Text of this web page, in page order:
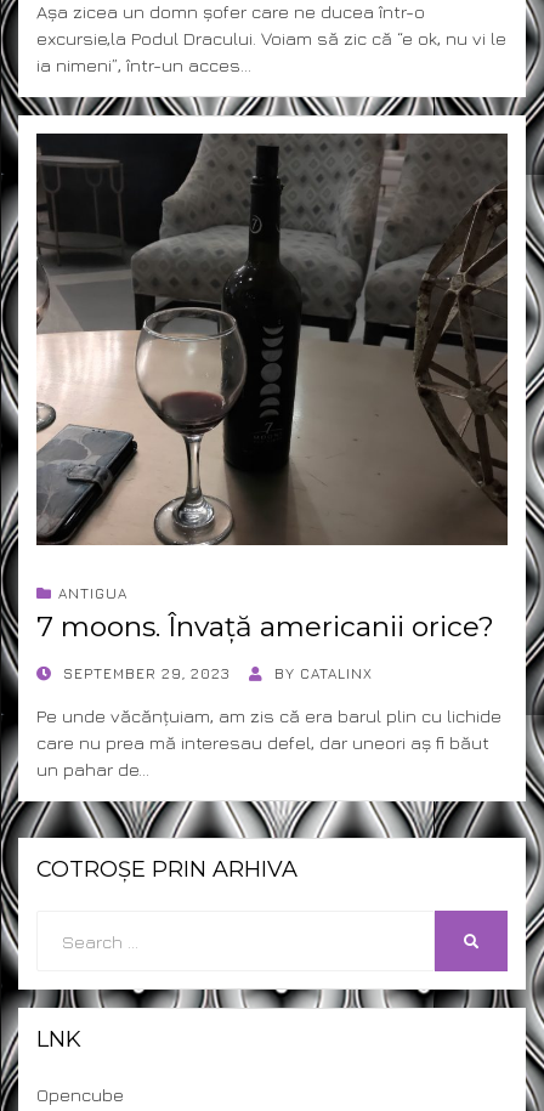
Așa zicea un domn șofer care ne ducea într-o
excursie,la Podul Dracului. Voiam să zic că “e ok, nu vi le
ia nimeni”, într-un acces…
ANTIGUA
7 moons. Învață americanii orice?
POSTEDSEPTEMBER 29, 2023 BY CATALINX
Pe unde văcănțuiam, am zis că era barul plin cu lichide
care nu prea mă interesau defel, dar uneori aș fi băut
un pahar de…
COTROȘE PRIN ARHIVA
SEARCH
LNK
Opencube